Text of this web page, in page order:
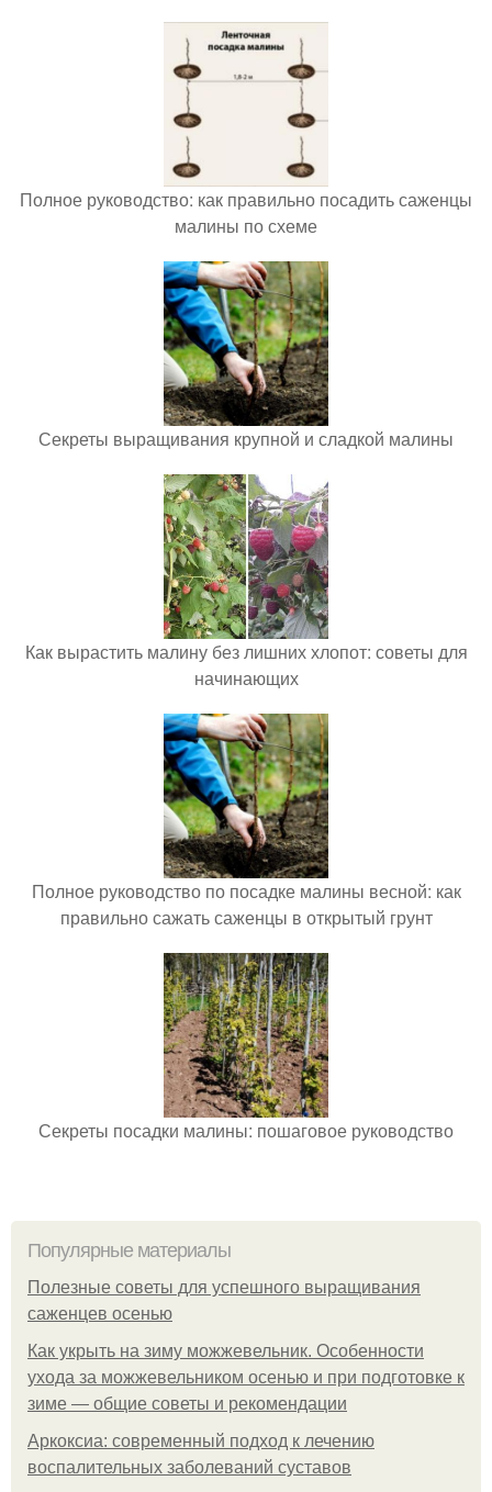
Полное руководство: как правильно посадить саженцы
малины по схеме
Секреты выращивания крупной и сладкой малины
Как вырастить малину без лишних хлопот: советы для
начинающих
Полное руководство по посадке малины весной: как
правильно сажать саженцы в открытый грунт
Секреты посадки малины: пошаговое руководство
Популярные материалы
Полезные советы для успешного выращивания
саженцев осенью
Как укрыть на зиму можжевельник. Особенности
ухода за можжевельником осенью и при подготовке к
зиме — общие советы и рекомендации
Аркоксиа: современный подход к лечению
воспалительных заболеваний суставов